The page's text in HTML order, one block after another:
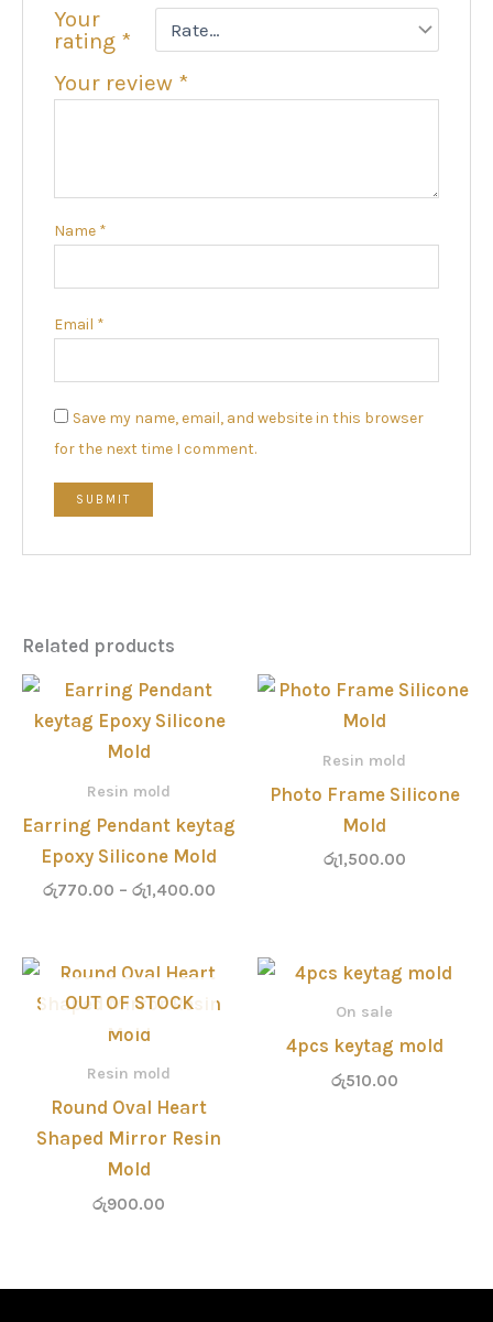
Your
rating *
Your review *
Name *
Email *
Save my name, email, and website in this browser
for the next time I comment.
Related products
Resin mold
Earring Pendant keytag
Epoxy Silicone Mold
රු770.00 – රු1,400.00
රු770.00
Resin mold
Photo Frame Silicone
Mold
රු1,500.00
OUT OF STOCK
Resin mold
Round Oval Heart
Shaped Mirror Resin
Mold
රු900.00
On sale
4pcs keytag mold
රු510.00